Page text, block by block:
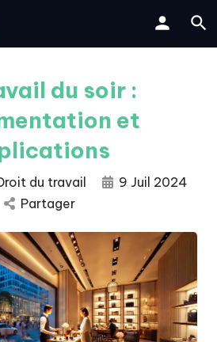
du soir :
et
du travail
9 Juil 2024
Partager